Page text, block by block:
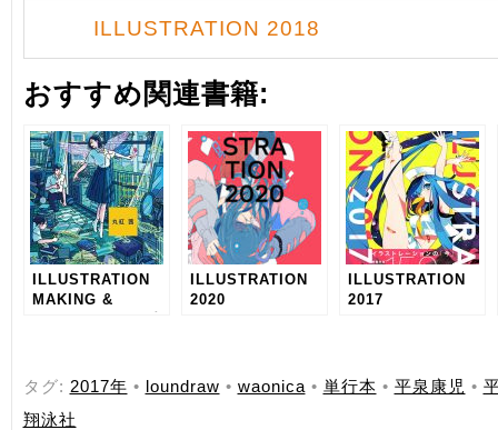
ILLUSTRATION 2018
おすすめ関連書籍:
ILLUSTRATION
MAKING &
ILLUSTRATION
2020
ILLUSTRATION
2017
タグ: 2017年 • loundraw • waonica • 単行本 • 平泉康児 •
翔泳社